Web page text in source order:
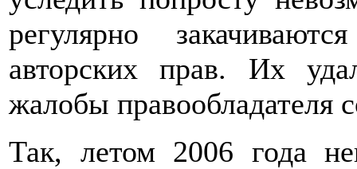
регулярно
авторских прав. Их
жалобы правообладателя
Так, летом 2006 года